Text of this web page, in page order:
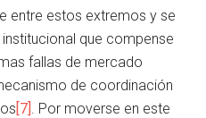
entre estos extremos y se
que compense
fallas de mercado
de coordinación
[7]. Por moverse en este